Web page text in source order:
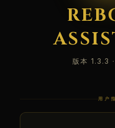
版本 1.3.3
用户